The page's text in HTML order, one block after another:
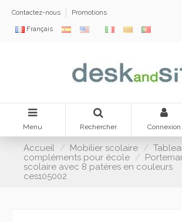
Contactez-nous Promotions
Français
Menu Rechercher Connexion
Accueil Mobilier scolaire
compléments pour école
scolaire avec 8 patères en couleurs
ces105002